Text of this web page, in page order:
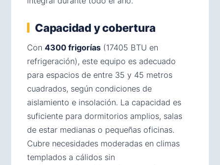
Capacidad y cobertura
Con 4300 frigorías (17405 BTU en
refrigeración), este equipo es adecuado
para espacios de entre 35 y 45 metros
cuadrados, según condiciones de
aislamiento e insolación. La capacidad es
suficiente para dormitorios amplios, salas
de estar medianas o pequeñas oficinas.
Cubre necesidades moderadas en climas
templados a cálidos sin